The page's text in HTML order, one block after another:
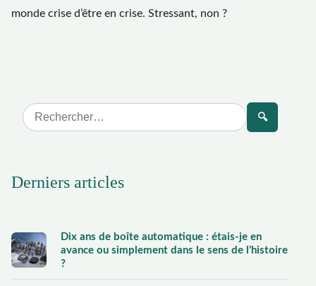
monde crise d’être en crise. Stressant, non ?
🔍
Derniers articles
Dix ans de boîte automatique : étais-je en
avance ou simplement dans le sens de l’histoire
?